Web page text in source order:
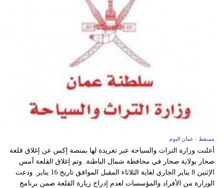
مسقط - عمان اليوم
أعلنت وزارة التراث والسياحة عبر تغريدة لها بمنصة إكس عن إغلاق قلعة
صحار بولاية صحار في محافظة شمال الباطنة. وتم إغلاق القلعة أمس
الإثنين 8 يناير الجاري لغاية الثلاثاء المقبل الموافق تاريخ 16 يناير. ودعت
الوزارة من الأفراد والمؤسسات لعدم إدراج زيارة القلعة ضمن برنامج